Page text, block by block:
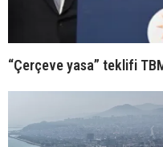
“Çerçeve yasa” teklifi